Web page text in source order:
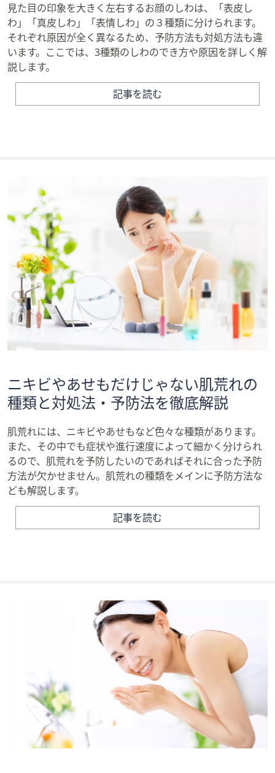
見た目の印象を大きく左右するお顔のしわは、「表皮し
わ」「真皮しわ」「表情しわ」の３種類に分けられます。
それぞれ原因が全く異なるため、予防方法も対処方法も違
います。ここでは、3種類のしわのでき方や原因を詳しく解
説します。
記事を読む
ニキビやあせもだけじゃない肌荒れの
種類と対処法・予防法を徹底解説
肌荒れには、ニキビやあせもなど色々な種類があります。
また、その中でも症状や進行速度によって細かく分けられ
るので、肌荒れを予防したいのであればそれに合った予防
方法が欠かせません。肌荒れの種類をメインに予防方法な
ども解説します。
記事を読む